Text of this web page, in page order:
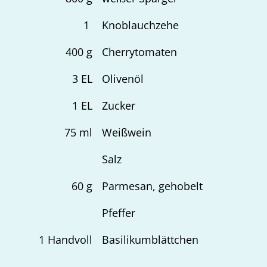
1
Knoblauchzehe
400g
Cherrytomaten
3EL
Olivenöl
1 EL
Zucker
75ml
Weißwein
Salz
60g
Parmesan, gehobelt
Pfeffer
1 Handvoll Basilikumblättchen